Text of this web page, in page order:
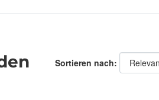
Sortieren nach